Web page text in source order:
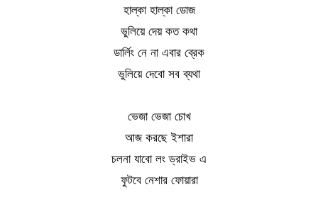
হাল্কা হাল্কা ডোজ
ভুলিয়ে দেয় কত কথা
ডার্লিং নে না এবার ব্রেক
ভুলিয়ে দেবো সব ব্যথা
ভেজা ভেজা চোখ
আজ করছে ইশারা
চলনা যাবো লং ড্রাইভ এ
ফুটবে নেশার ফোয়ারা